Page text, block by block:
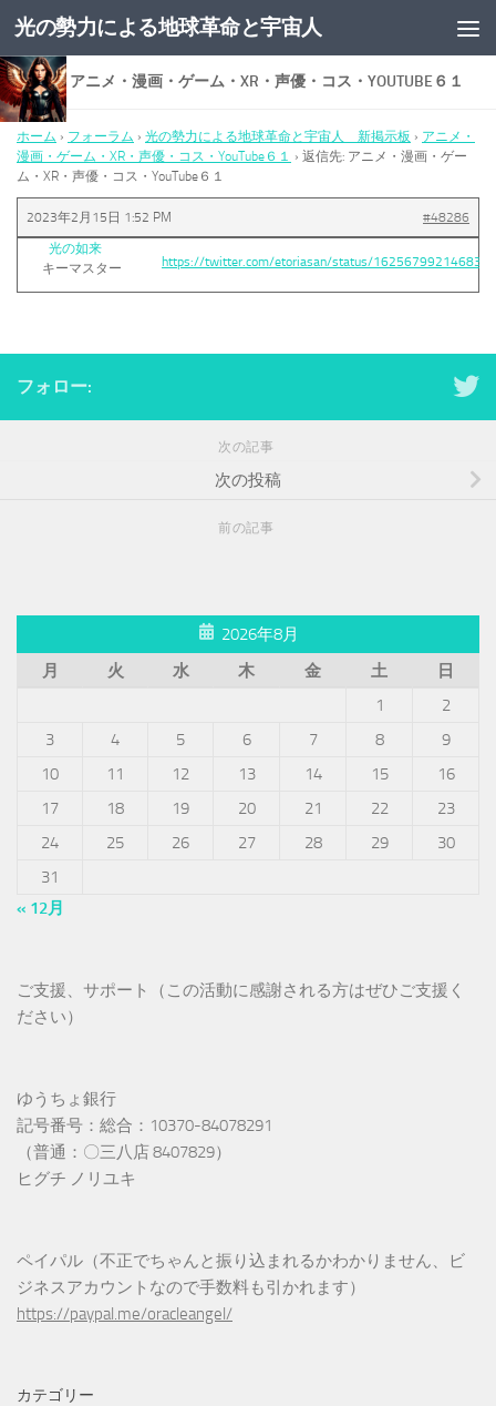
コンテンツへスキップ
光の勢力による地球革命と宇宙人
返信先: アニメ・漫画・ゲーム・XR・声優・コス・YOUTUBE６１
ホーム › フォーラム › 光の勢力による地球革命と宇宙人 新掲示板 › アニメ・
漫画・ゲーム・XR・声優・コス・YouTube６１ › 返信先: アニメ・漫画・ゲー
ム・XR・声優・コス・YouTube６１
2023年2月15日 1:52 PM
#48286
光の如来
キーマスター
https://twitter.com/etoriasan/status/
フォロー:
次の記事
次の投稿
前の記事
2026年8月
月
火 水 木 金 土
日
1
2
3
4 5 6 7 8
9
10
11 12 13 14 15
16
17
18 19 20 21 22
23
24
25 26 27 28 29
30
31
« 12月
ご支援、サポート（この活動に感謝される方はぜひご支援く
ださい）
ゆうちょ銀行
記号番号：総合：10370-84078291
（普通：〇三八店 8407829）
ヒグチ ノリユキ
ペイパル（不正でちゃんと振り込まれるかわかりません、ビ
ジネスアカウントなので手数料も引かれます）
https://paypal.me/oracleangel/
カテゴリー